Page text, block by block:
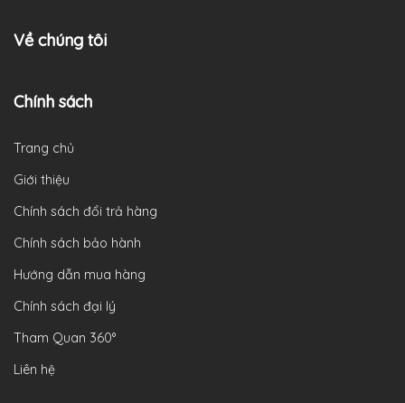
Về chúng tôi
Chính sách
Trang chủ
Giới thiệu
Chính sách đổi trả hàng
Chính sách bảo hành
Hướng dẫn mua hàng
Chính sách đại lý
Tham Quan 360°
Liên hệ